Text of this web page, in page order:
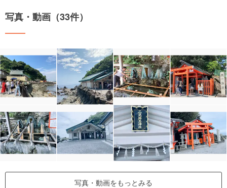
写真・動画（33件）
写真・動画をもっとみる